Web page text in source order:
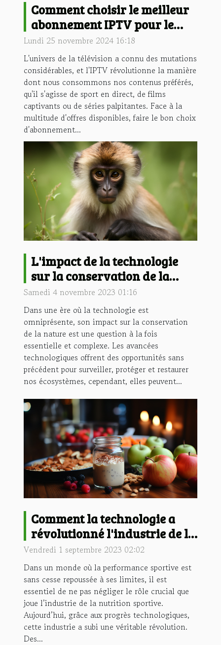
Comment choisir le meilleur
abonnement IPTV pour le
sport, les films et les séries
Lundi 25 novembre 2024 16:18
L'univers de la télévision a connu des mutations
considérables, et l'IPTV révolutionne la manière
dont nous consommons nos contenus préférés,
qu'il s'agisse de sport en direct, de films
captivants ou de séries palpitantes. Face à la
multitude d'offres disponibles, faire le bon choix
d'abonnement...
L'impact de la technologie
sur la conservation de la
nature
Samedi 4 novembre 2023 01:16
Dans une ère où la technologie est
omniprésente, son impact sur la conservation
de la nature est une question à la fois
essentielle et complexe. Les avancées
technologiques offrent des opportunités sans
précédent pour surveiller, protéger et restaurer
nos écosystèmes, cependant, elles peuvent...
Comment la technologie a
révolutionné l'industrie de la
nutrition sportive
Vendredi 1 septembre 2023 02:02
Dans un monde où la performance sportive est
sans cesse repoussée à ses limites, il est
essentiel de ne pas négliger le rôle crucial que
joue l’industrie de la nutrition sportive.
Aujourd’hui, grâce aux progrès technologiques,
cette industrie a subi une véritable révolution.
Des...